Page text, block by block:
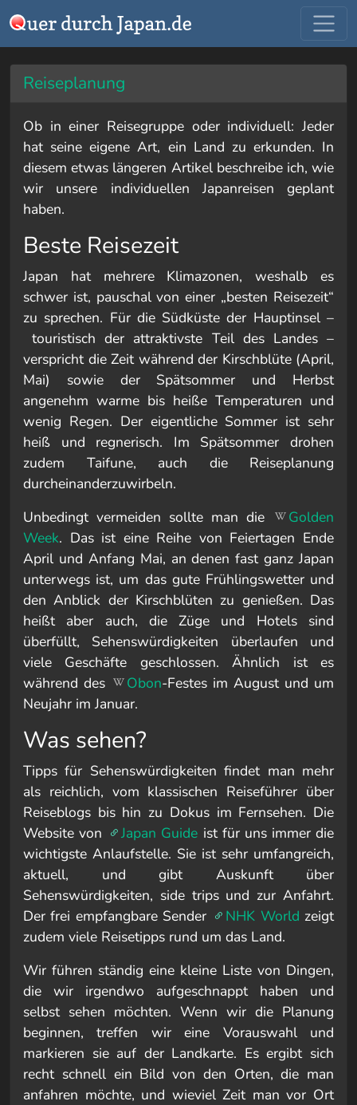
Reiseplanung
Ob in einer Reisegruppe oder individuell: Jeder
hat seine eigene Art, ein Land zu erkunden. In
diesem etwas längeren Artikel beschreibe ich, wie
wir unsere individuellen Japanreisen geplant
haben.
Beste Reisezeit
Japan hat mehrere Klimazonen, weshalb es
schwer ist, pauschal von einer „besten Reisezeit“
zu sprechen. Für die Südküste der Hauptinsel –
touristisch der attraktivste Teil des Landes –
verspricht die Zeit während der Kirschblüte (April,
Mai) sowie der Spätsommer und Herbst
angenehm warme bis heiße Temperaturen und
wenig Regen. Der eigentliche Sommer ist sehr
heiß und regnerisch. Im Spätsommer drohen
zudem Taifune, auch die Reiseplanung
durcheinanderzuwirbeln.
Unbedingt vermeiden sollte man die
Golden
Week. Das ist eine Reihe von Feiertagen Ende
April und Anfang Mai, an denen fast ganz Japan
unterwegs ist, um das gute Frühlingswetter und
den Anblick der Kirschblüten zu genießen. Das
heißt aber auch, die Züge und Hotels sind
überfüllt, Sehenswürdigkeiten überlaufen und
viele Geschäfte geschlossen. Ähnlich ist es
während des
Obon-Festes im August und um
Neujahr im Januar.
Was sehen?
Tipps für Sehenswürdigkeiten findet man mehr
als reichlich, vom klassischen Reiseführer über
Reiseblogs bis hin zu Dokus im Fernsehen. Die
Website von
Japan Guide ist für uns immer die
wichtigste Anlaufstelle. Sie ist sehr umfangreich,
aktuell, und gibt Auskunft über
Sehenswürdigkeiten, side trips und zur Anfahrt.
Der frei empfangbare Sender
NHK World zeigt
zudem viele Reisetipps rund um das Land.
Wir führen ständig eine kleine Liste von Dingen,
die wir irgendwo aufgeschnappt haben und
selbst sehen möchten. Wenn wir die Planung
beginnen, treffen wir eine Vorauswahl und
markieren sie auf der Landkarte. Es ergibt sich
recht schnell ein Bild von den Orten, die man
anfahren möchte, und wieviel Zeit man vor Ort